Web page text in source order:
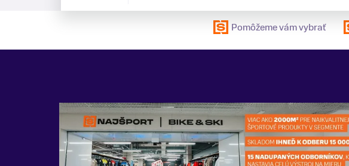
Pomôžeme vám vybrať